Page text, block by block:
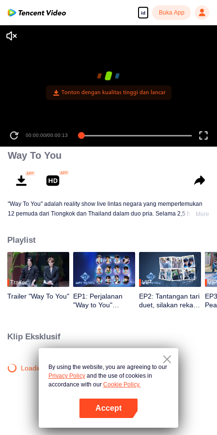
id Buka App
00:00:00/00:00:13
Way To You
"Way To You" adalah reality show live lintas negara yang mempertemukan
12 pemuda dari Tiongkok dan Thailand dalam duo pria. Selama 2,5 bulan,
dengan chemistry terbaik dan paling populer akan mendapatkan
kesempatan debut di panggung global.
More
Playlist
Trailer
Trailer "Way To You" EP1: Perjalanan
"Way to You"
VIP
EP2: Tantangan tari
duet, silakan rekan
VIP
Klip Eksklusif
Loading…By using the website, you are agreeing to our
Privacy Policy and the use of cookies in
accordance with our Cookie Policy.
Accept